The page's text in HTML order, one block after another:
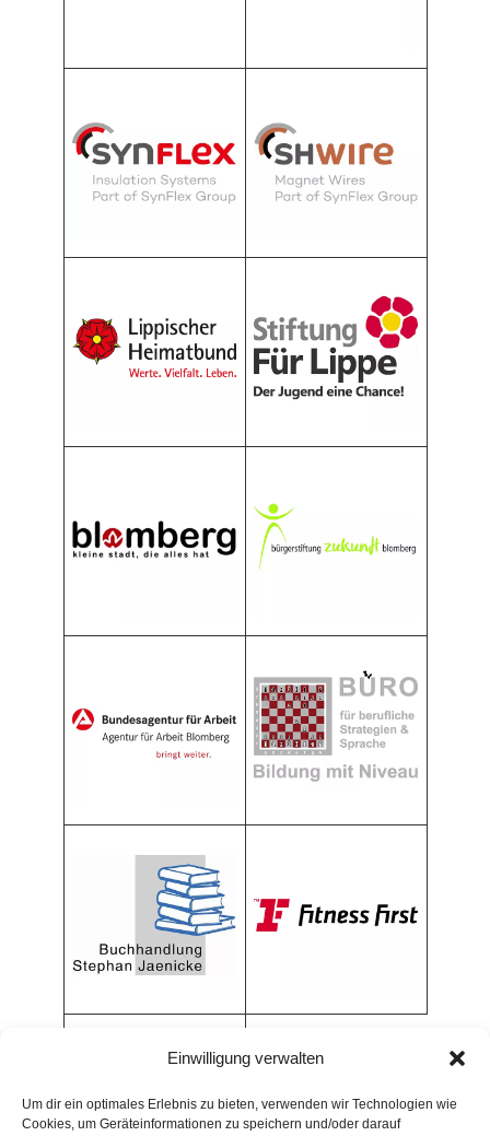
Einwilligung verwalten
Um dir ein optimales Erlebnis zu bieten, verwenden wir Technologien wie
Cookies, um Geräteinformationen zu speichern und/oder darauf